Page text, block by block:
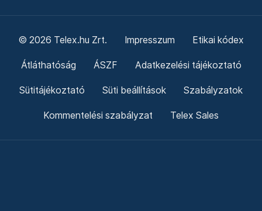
© 2026 Telex.hu Zrt. Impresszum Etikai kódex
Átláthatóság ÁSZF Adatkezelési tájékoztató
Sütitájékoztató Süti beállítások Szabályzatok
Kommentelési szabályzat Telex Sales